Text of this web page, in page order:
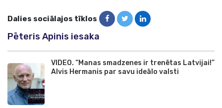
Dalies sociālajos tīklos
Pēteris Apinis iesaka
VIDEO. “Manas smadzenes ir trenētas Latvijai!”
Alvis Hermanis par savu ideālo valsti